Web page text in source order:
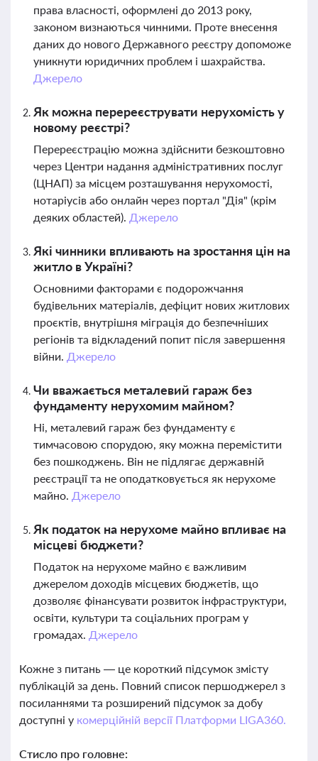
права власності, оформлені до 2013 року,
законом визнаються чинними. Проте внесення
даних до нового Державного реєстру допоможе
уникнути юридичних проблем і шахрайства.
Джерело
Як можна перереєструвати нерухомість у
новому реєстрі?
Перереєстрацію можна здійснити безкоштовно
через Центри надання адміністративних послуг
(ЦНАП) за місцем розташування нерухомості,
нотаріусів або онлайн через портал "Дія" (крім
деяких областей). Джерело
Які чинники впливають на зростання цін на
житло в Україні?
Основними факторами є подорожчання
будівельних матеріалів, дефіцит нових житлових
проєктів, внутрішня міграція до безпечніших
регіонів та відкладений попит після завершення
війни. Джерело
Чи вважається металевий гараж без
фундаменту нерухомим майном?
Ні, металевий гараж без фундаменту є
тимчасовою спорудою, яку можна перемістити
без пошкоджень. Він не підлягає державній
реєстрації та не оподатковується як нерухоме
майно. Джерело
Як податок на нерухоме майно впливає на
місцеві бюджети?
Податок на нерухоме майно є важливим
джерелом доходів місцевих бюджетів, що
дозволяє фінансувати розвиток інфраструктури,
освіти, культури та соціальних програм у
громадах. Джерело
Кожне з питань — це короткий підсумок змісту
публікацій за день. Повний список першоджерел з
посиланнями та розширений підсумок за добу
доступні у комерційній версії Платформи LIGA360.
Стисло про головне: